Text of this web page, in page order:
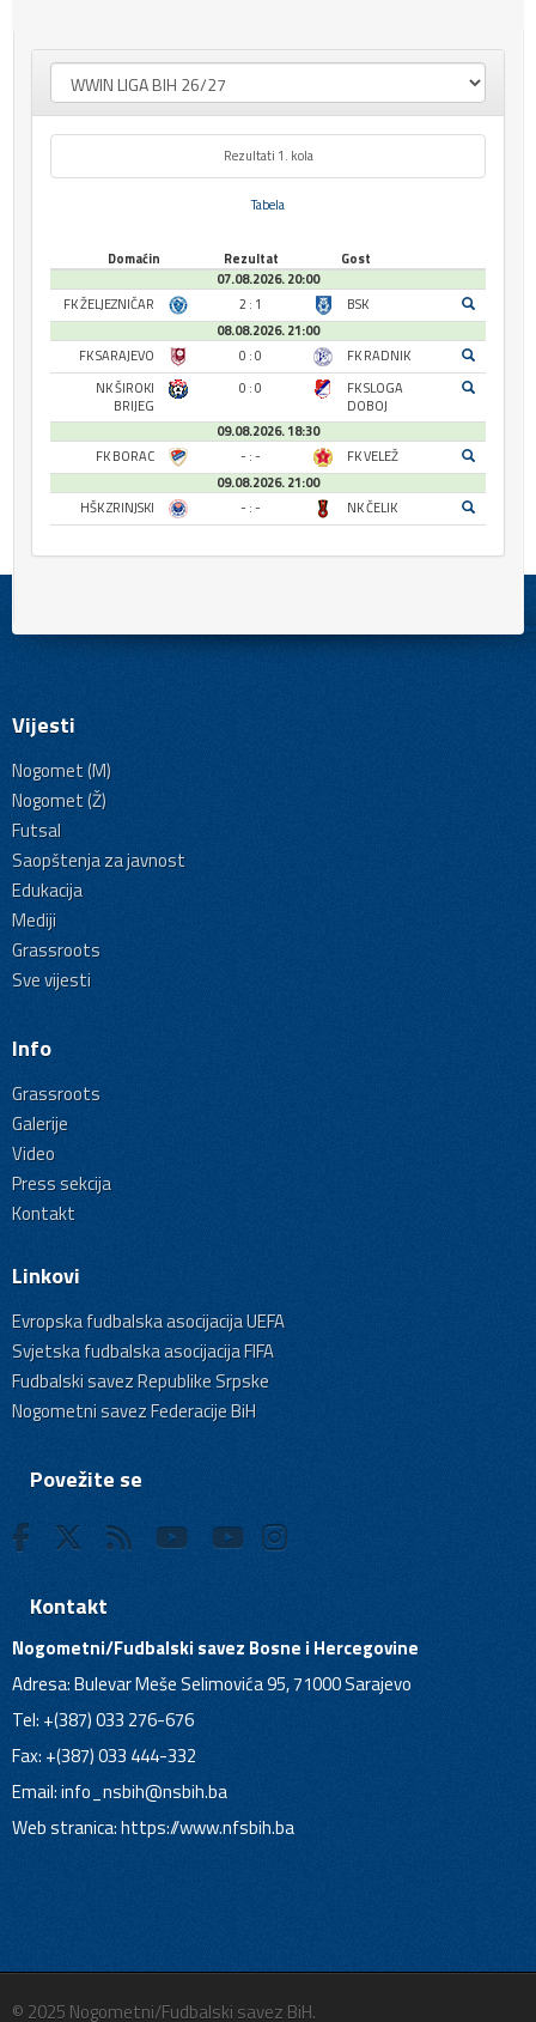
Rezultati 1. kola
Tabela
Domaćin Rezultat
Gost
07.08.2026. 20:00
FK ŽELJEZNIČAR
2 : 1
BSK
08.08.2026. 21:00
FK SARAJEVO
0 : 0
FK RADNIK
NK ŠIROKI
BRIJEG
0 : 0
FK SLOGA
DOBOJ
09.08.2026. 18:30
FK BORAC
- : -
FK VELEŽ
09.08.2026. 21:00
HŠK ZRINJSKI
- : - NK ČELIK
Vijesti
Nogomet (M)
Nogomet (Ž)
Futsal
Saopštenja za javnost
Edukacija
Mediji
Grassroots
Sve vijesti
Info
Grassroots
Galerije
Video
Press sekcija
Kontakt
Linkovi
Evropska fudbalska asocijacija UEFA
Svjetska fudbalska asocijacija FIFA
Fudbalski savez Republike Srpske
Nogometni savez Federacije BiH
Povežite se
Kontakt
Nogometni/Fudbalski savez Bosne i Hercegovine
Adresa: Bulevar Meše Selimovića 95, 71000 Sarajevo
Tel: +(387) 033 276-676
Fax: +(387) 033 444-332
Email:info_nsbih@nsbih.ba
Web stranica: https://www.nfsbih.ba
© 2025 Nogometni/Fudbalski savez BiH.